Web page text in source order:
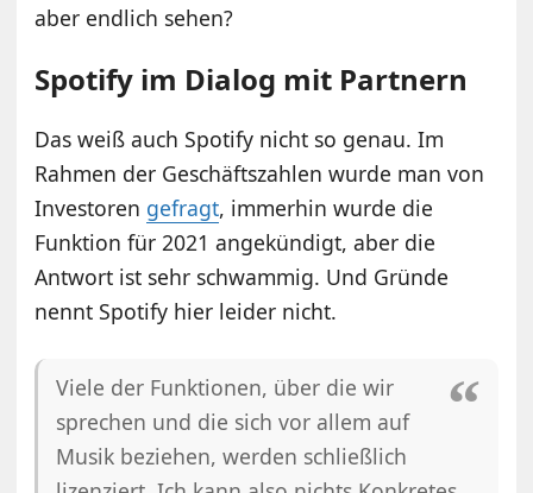
aber endlich sehen?
Spotify im Dialog mit Partnern
Das weiß auch Spotify nicht so genau. Im
Rahmen der Geschäftszahlen wurde man von
Investoren gefragt, immerhin wurde die
Funktion für 2021 angekündigt, aber die
Antwort ist sehr schwammig. Und Gründe
nennt Spotify hier leider nicht.
Viele der Funktionen, über die wir
sprechen und die sich vor allem auf
Musik beziehen, werden schließlich